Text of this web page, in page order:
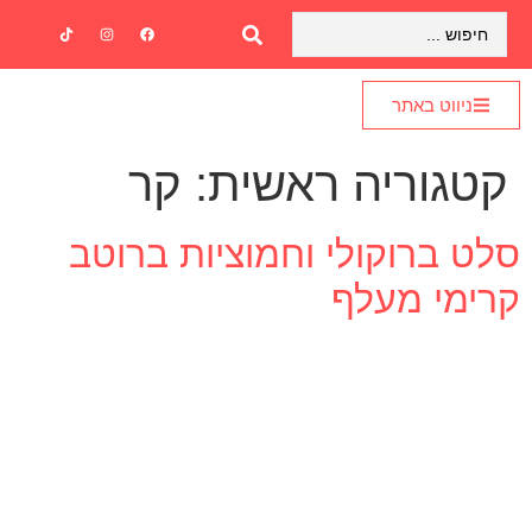
ניווט באתר
קטגוריה ראשית: קר
סלט ברוקולי וחמוציות ברוטב
קרימי מעלף